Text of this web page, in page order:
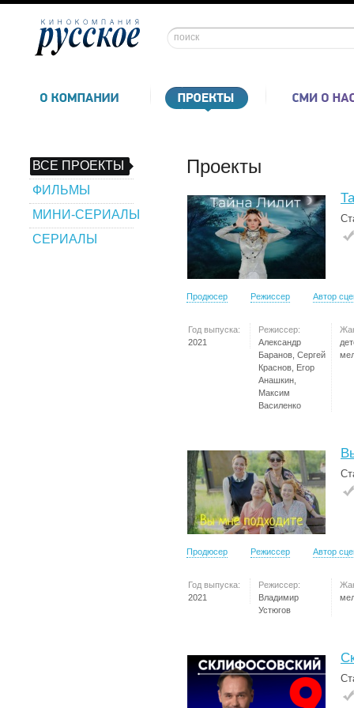
ВСЕ ПРОЕКТЫ
ФИЛЬМЫ
МИНИ-СЕРИАЛЫ
СЕРИАЛЫ
Проекты
Продюсер Режиссер Автор
Год выпуска:
2021
Режиссер:
Александр
Баранов, Сергей
Краснов, Егор
Анашкин,
Максим
Василенко
Продюсер Режиссер Автор
Год выпуска:
2021
Режиссер:
Владимир
Устюгов